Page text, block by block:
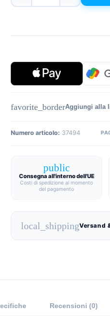
favorite_borderAggiungi alla
Numero articolo: 37494
public
Consegna all'interno dell'UE
Costi di spedizione al momento
del pagamento
local_shippingVersand
Recensioni (0)